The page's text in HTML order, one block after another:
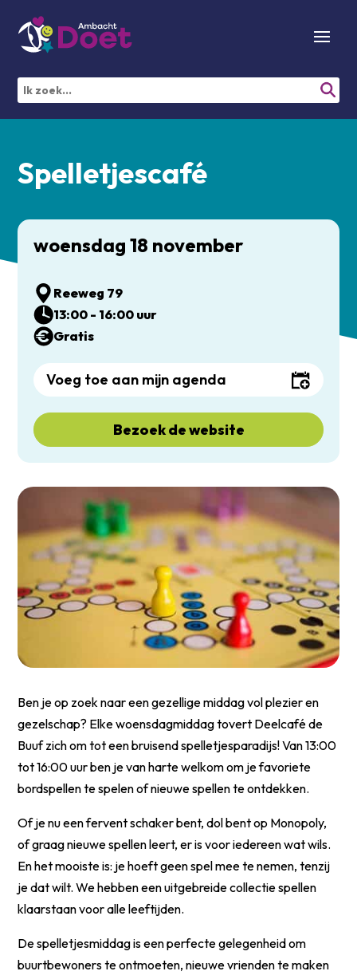
Spelletjescafé
Ben je op zoek naar een gezellige middag vol plezier en
gezelschap? Elke woensdagmiddag tovert Deelcafé de
Buuf zich om tot een bruisend spelletjesparadijs! Van 13:00
tot 16:00 uur ben je van harte welkom om je favoriete
bordspellen te spelen of nieuwe spellen te ontdekken.
Of je nu een fervent schaker bent, dol bent op Monopoly,
of graag nieuwe spellen leert, er is voor iedereen wat wils.
En het mooiste is: je hoeft geen spel mee te nemen, tenzij
je dat wilt. We hebben een uitgebreide collectie spellen
klaarstaan voor alle leeftijden.
De spelletjesmiddag is een perfecte gelegenheid om
buurtbewoners te ontmoeten, nieuwe vrienden te maken
woensdag 18 november
Reeweg 79
13:00 - 16:00 uur
Gratis
Voeg toe aan mijn agenda
Bezoek de website